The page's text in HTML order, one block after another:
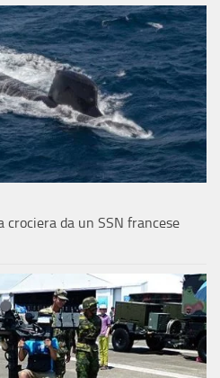
crociera da un SSN francese